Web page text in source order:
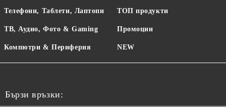
Телефони, Таблети, Лаптопи
ТВ, Аудио, Фото & Gaming
Компютри & Периферия
ТОП продукти
Промоции
NEW
Бързи връзки: